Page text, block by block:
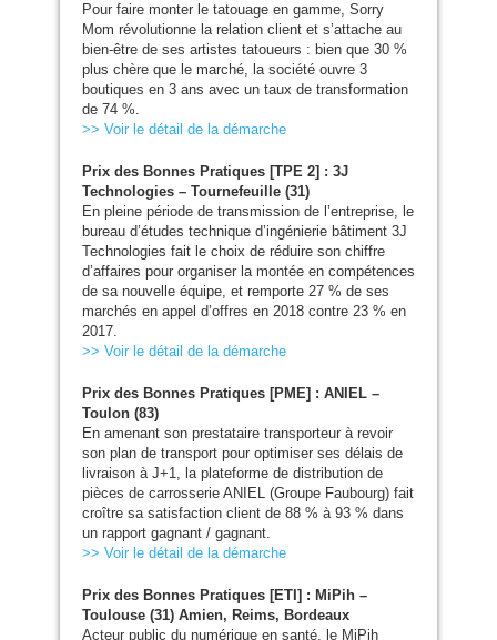
Pour faire monter le tatouage en gamme, Sorry
Mom révolutionne la relation client et s’attache au
bien-être de ses artistes tatoueurs : bien que 30 %
plus chère que le marché, la société ouvre 3
boutiques en 3 ans avec un taux de transformation
de 74 %.
>> Voir le détail de la démarche
Prix des Bonnes Pratiques [TPE 2] : 3J
Technologies – Tournefeuille (31)
En pleine période de transmission de l’entreprise, le
bureau d’études technique d’ingénierie bâtiment 3J
Technologies fait le choix de réduire son chiffre
d’affaires pour organiser la montée en compétences
de sa nouvelle équipe, et remporte 27 % de ses
marchés en appel d’offres en 2018 contre 23 % en
2017.
>> Voir le détail de la démarche
Prix des Bonnes Pratiques [PME] : ANIEL –
Toulon (83)
En amenant son prestataire transporteur à revoir
son plan de transport pour optimiser ses délais de
livraison à J+1, la plateforme de distribution de
pièces de carrosserie ANIEL (Groupe Faubourg) fait
croître sa satisfaction client de 88 % à 93 % dans
un rapport gagnant / gagnant.
>> Voir le détail de la démarche
Prix des Bonnes Pratiques [ETI ] : MiPih –
Toulouse (31) Amien, Reims, Bordeaux
Acteur public du numérique en santé, le MiPih